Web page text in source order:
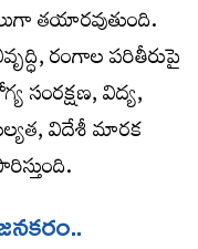
తయారవుతుంది.
రంగాల పరితీరుపై
సంరక్షణ, విద్య,
విదేశీ మారక